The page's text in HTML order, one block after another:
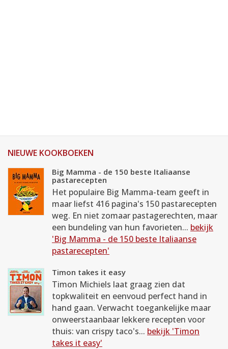
NIEUWE KOOKBOEKEN
Big Mamma - de 150 beste Italiaanse
pastarecepten
Het populaire Big Mamma-team geeft in
maar liefst 416 pagina's 150 pastarecepten
weg. En niet zomaar pastagerechten, maar
een bundeling van hun favorieten... bekijk
'Big Mamma - de 150 beste Italiaanse
pastarecepten'
Timon takes it easy
Timon Michiels laat graag zien dat
topkwaliteit en eenvoud perfect hand in
hand gaan. Verwacht toegankelijke maar
onweerstaanbaar lekkere recepten voor
thuis: van crispy taco's... bekijk 'Timon
takes it easy'